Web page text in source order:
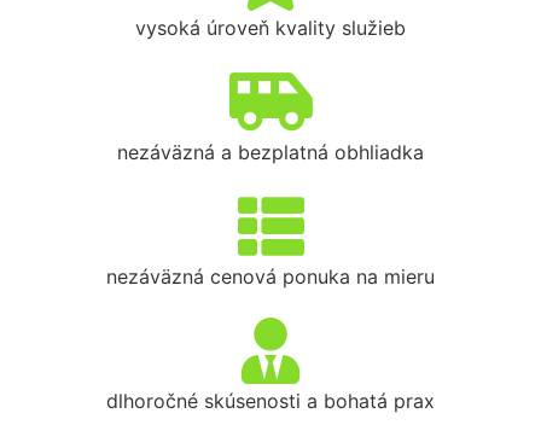
vysoká úroveň kvality služieb
nezáväzná a bezplatná obhliadka
nezáväzná cenová ponuka na mieru
dlhoročné skúsenosti a bohatá prax